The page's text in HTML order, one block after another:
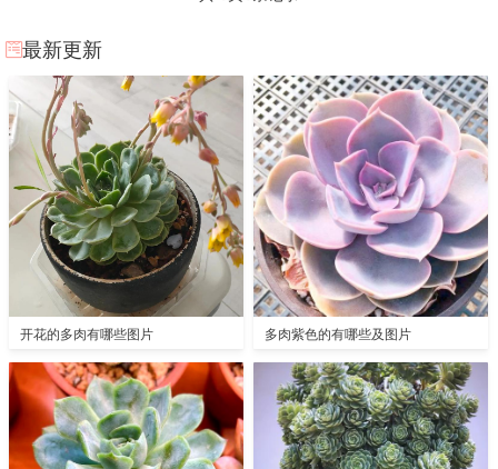
最新更新
开花的多肉有哪些图片 多肉紫色的有哪些及图片